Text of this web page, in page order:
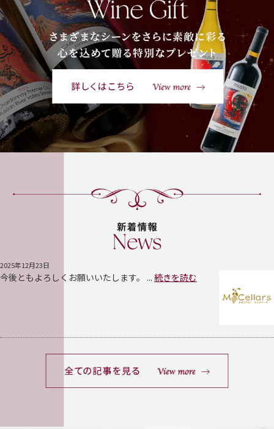
2025年12月23日
今後ともよろしくお願いいたします。 ... 続きを読む